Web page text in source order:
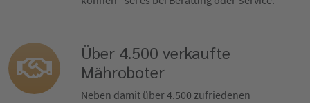
Über 4.500 verkaufte
Mähroboter
Neben damit über 4.500 zufriedenen